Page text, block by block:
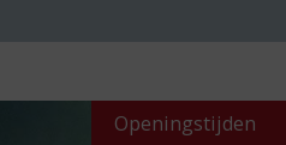
Openingstijden